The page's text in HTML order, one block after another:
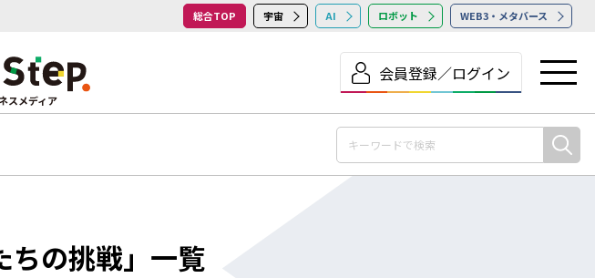
総合TOP 宇宙 AI ロボット WEB3・メタバース
スメディア
会員登録／ログイン
ちの挑戦」一覧